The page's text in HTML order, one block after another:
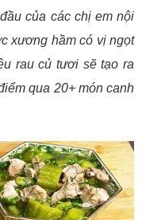
của các chị em nội
xương hầm có vị ngọt
rau củ tươi sẽ tạo ra
qua 20+ món canh